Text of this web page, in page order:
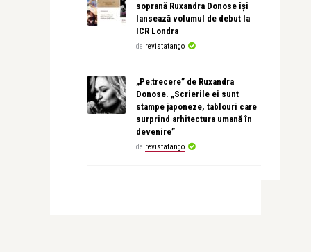
soprană Ruxandra Donose își
lansează volumul de debut la
ICR Londra
de revistatango
„Pe:trecere” de Ruxandra
Donose. „Scrierile ei sunt
stampe japoneze, tablouri care
surprind arhitectura umană în
devenire”
de revistatango